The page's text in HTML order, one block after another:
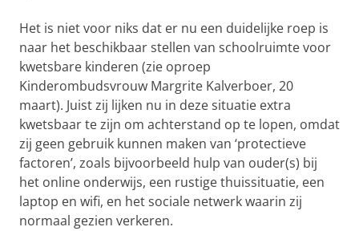
Het is niet voor niks dat er nu een duidelijke roep is
naar het beschikbaar stellen van schoolruimte voor
kwetsbare kinderen (zie oproep
Kinderombudsvrouw Margrite Kalverboer, 20
maart). Juist zij lijken nu in deze situatie extra
kwetsbaar te zijn om achterstand op te lopen, omdat
zij geen gebruik kunnen maken van ‘protectieve
factoren’, zoals bijvoorbeeld hulp van ouder(s) bij
het online onderwijs, een rustige thuissituatie, een
laptop en wifi, en het sociale netwerk waarin zij
normaal gezien verkeren.